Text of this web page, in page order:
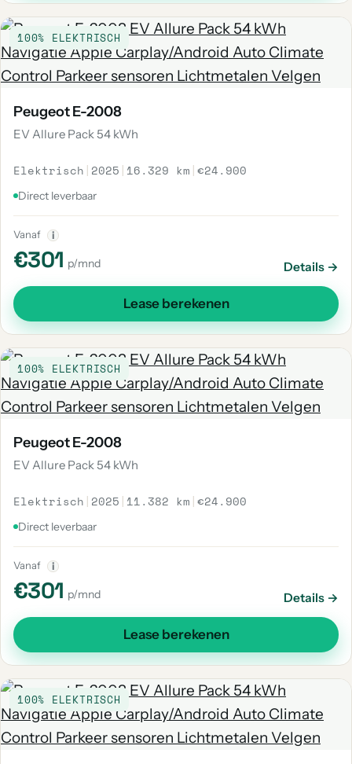
100% ELEKTRISCH
Peugeot E-2008
EV Allure Pack 54 kWh
Elektrisch | 2025 | 16.329 km |€24.900
Direct leverbaar
Vanaf i
€301 p/mnd Details →
Lease berekenen
100% ELEKTRISCH
Peugeot E-2008
EV Allure Pack 54 kWh
Elektrisch | 2025 | 11.382 km |€24.900
Direct leverbaar
Vanaf i
€301 p/mnd Details →
Lease berekenen
100% ELEKTRISCH